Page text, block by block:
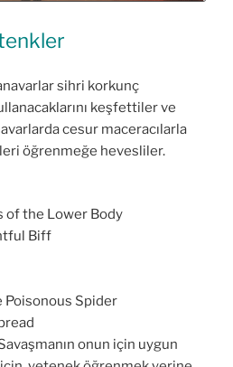
sihri korkunç
keşfettiler ve
cesur maceracılarla
öğrenmeğe hevesliler.
of the Lower Body
Biff
Poisonous Spider
onun için uygun